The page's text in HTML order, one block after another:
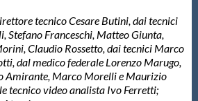
tecnico Cesare Butini, dai tecnici
Stefano Franceschi, Matteo Giunta,
Claudio Rossetto, dai tecnici Marco
dal medico federale Lorenzo Marugo,
Amirante, Marco Morelli e Maurizio
tecnico video analista Ivo Ferretti;